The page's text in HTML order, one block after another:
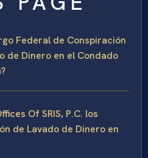
Federal de Conspiración
de Dinero en el Condado
Of SRIS, P.C. los
de Lavado de Dinero en